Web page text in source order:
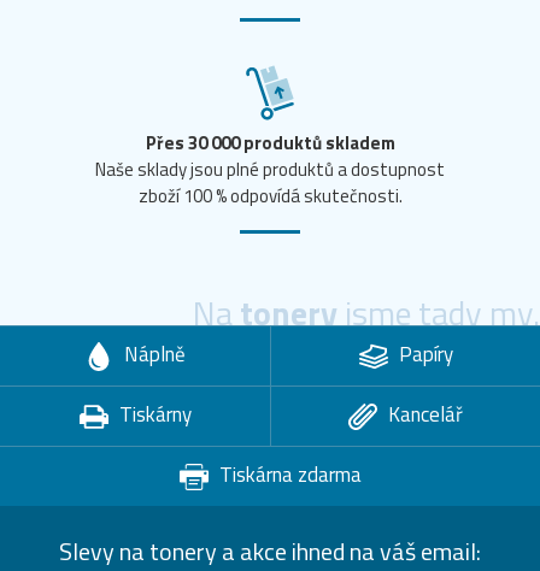
Přes 30 000 produktů skladem
Naše sklady jsou plné produktů a dostupnost
zboží 100 % odpovídá skutečnosti.
Natoneryjsme tady my.
Náplně
Papíry
Tiskárny
Kancelář
Tiskárna zdarma
Slevy na tonery a akce ihned na váš email: